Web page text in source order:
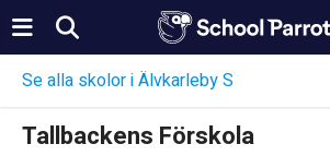
Se alla skolor i Älvkarleby S
Tallbackens Förskola